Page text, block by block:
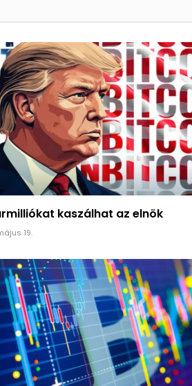
kaszálhat az elnök
19.